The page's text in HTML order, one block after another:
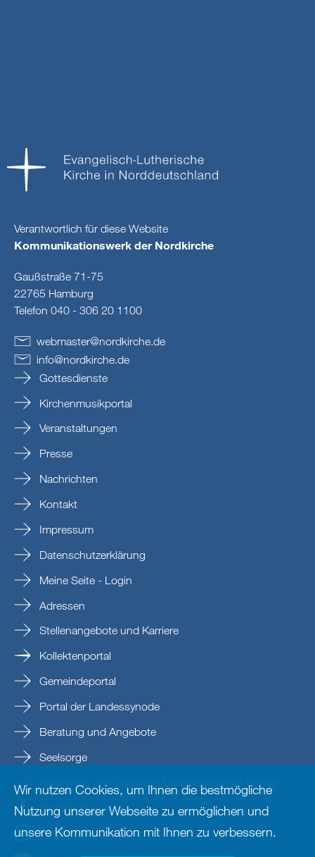
Verantwortlich für diese Website
Kommunikationswerk der Nordkirche
Gaußstraße 71-75
22765 Hamburg
Telefon 040 - 306 20 1100
webmaster@nordkirche.de
info@nordkirche.de
Gottesdienste
Kirchenmusikportal
Veranstaltungen
Presse
Nachrichten
Kontakt
Impressum
Datenschutzerklärung
Meine Seite - Login
Adressen
Stellenangebote und Karriere
Kollektenportal
Gemeindeportal
Portal der Landessynode
Beratung und Angebote
Seelsorge
Prävention und Beratung bei sexualisierter Gewalt
Nordkirche
nordkirche
Wir nutzen Cookies, um Ihnen die bestmögliche
Nutzung unserer Webseite zu ermöglichen und
unsere Kommunikation mit Ihnen zu verbessern.